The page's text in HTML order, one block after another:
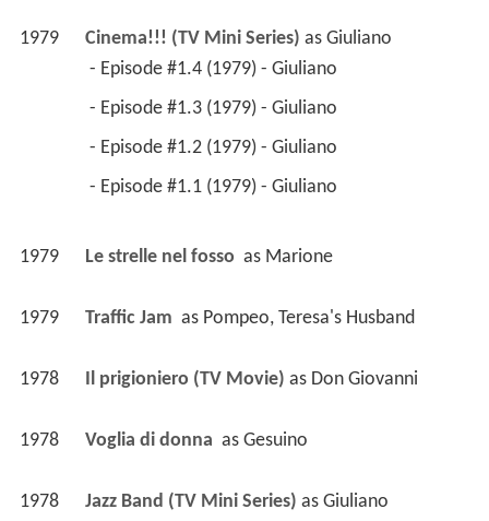
1979 Cinema!!! (TV Mini Series) as Giuliano
- Episode #1.4 (1979) - Giuliano
- Episode #1.3 (1979) - Giuliano
- Episode #1.2 (1979) - Giuliano
- Episode #1.1 (1979) - Giuliano
1979 Le strelle nel fosso as Marione
1979 Traffic Jam as Pompeo, Teresa's Husband
1978 Il prigioniero (TV Movie) as Don Giovanni
1978 Voglia di donna as Gesuino
1978 Jazz Band (TV Mini Series) as Giuliano